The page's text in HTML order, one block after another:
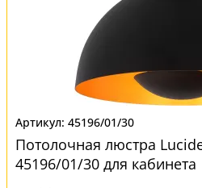
45196/01/30
Потолочная люстра
45196/01/30 для кабинета